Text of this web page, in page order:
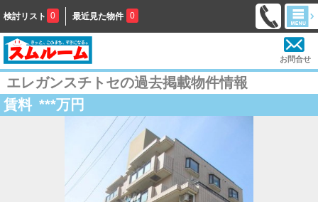
検討リスト 0 最近見た物件 0
お問合せ
エレガンスチトセの過去掲載物件情報
賃料 ***万円